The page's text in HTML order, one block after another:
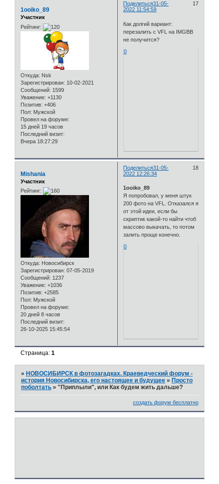
Поделиться 17
31-05-
2022 11:54:59
1ooiko_89
Участник
Рейтинг:
Откуда: Nsk
Зарегистрирован: 10-02-2021
Сообщений: 1599
Уважение: +1130
Позитив: +406
Пол: Мужской
Провел на форуме:
15 дней 19 часов
Последний визит:
Вчера 18:27:29
Как долгий вариант:
перезалить с VFL на IMGBB
не получится?
0
Поделиться 18
31-05-
2022 12:26:34
Mishania
Участник
Рейтинг:
Откуда: Новосибирск
Зарегистрирован: 07-05-2019
Сообщений: 1237
Уважение: +1036
Позитив: +2585
Пол: Мужской
Провел на форуме:
20 дней 8 часов
Последний визит:
26-10-2025 15:45:54
1ooiko_89
Я попробовал, у меня штук
200 фото на VFL. Отказался я
от этой идеи, если бы
скриптик какой-то найти чтоб
массово выкачать, то потом
залить проще конечно.
0
Страница:1
»НОВОСИБИРСК в фотозагадках. Краеведческий форум -
история Новосибирска, его настоящее и будущее »Просто
поболтать »"Приплыли", или Как будем жить дальше?
создать форум бесплатно